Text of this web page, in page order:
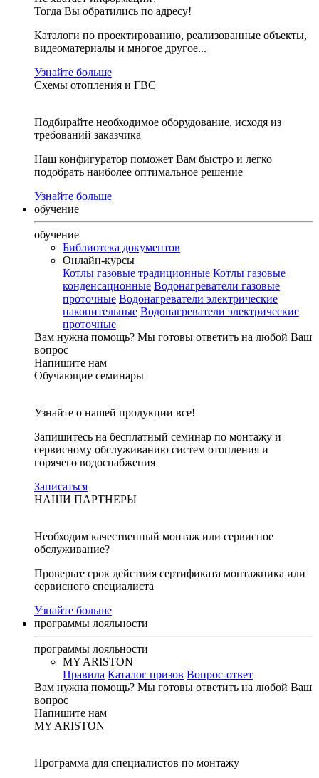
Тогда Вы обратились по адресу!
Каталоги по проектированию, реализованные объекты,
видеоматериалы и многое другое...
Узнайте больше
Схемы отопления и ГВС
Подбирайте необходимое оборудование, исходя из
требований заказчика
Наш конфигуратор поможет Вам быстро и легко
подобрать наиболее оптимальное решение
Узнайте больше
обучение
обучение
Библиотека документов
Онлайн-курсы
Котлы газовые традиционные Котлы газовые
конденсационные Водонагреватели газовые
проточные Водонагреватели электрические
накопительные Водонагреватели электрические
проточные
Вам нужна помощь? Мы готовы ответить на любой Ваш
вопрос
Напишите нам
Обучающие семинары
Узнайте о нашей продукции все!
Запишитесь на бесплатный семинар по монтажу и
сервисному обслуживанию систем отопления и
горячего водоснабжения
Записаться
НАШИ ПАРТНЕРЫ
Необходим качественный монтаж или сервисное
обслуживание?
Проверьте срок действия сертификата монтажника или
сервисного специалиста
Узнайте больше
программы лояльности
программы лояльности
MY ARISTON
Правила Каталог призов Вопрос-ответ
Вам нужна помощь? Мы готовы ответить на любой Ваш
вопрос
Напишите нам
MY ARISTON
Программа для специалистов по монтажу